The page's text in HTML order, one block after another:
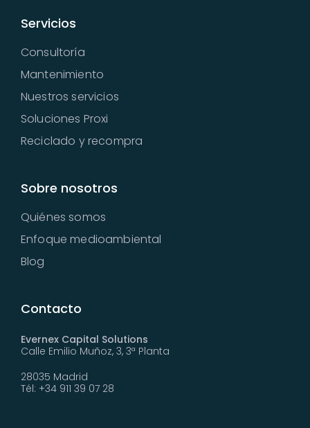
Servicios
Consultoría
Mantenimiento
Nuestros servicios
Soluciones Proxi
Reciclado y recompra
Sobre nosotros
Quiénes somos
Enfoque medioambiental
Blog
Contacto
Evernex Capital Solutions
Calle Emilio Muñoz, 3, 3ª Planta
28035 Madrid
Tél: +34 911 39 07 28